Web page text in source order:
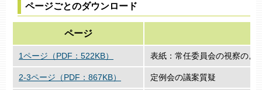
ページごとのダウンロード
ページ
1ページ（PDF：522KB） 表紙：常任委員会の視察のよ
2-3ページ（PDF：867KB） 定例会の議案質疑